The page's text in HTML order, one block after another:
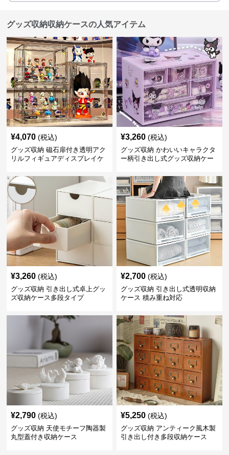
グッズ収納収納ケースの人気アイテム
¥4,070 (税込)
グッズ収納 磁石扉付き透明アク
リルフィギュアディスプレイケ
¥3,260 (税込)
グッズ収納 かわいいキャラクタ
ー柄引き出し式グッズ収納ケー
¥3,260 (税込)
グッズ収納 引き出し式卓上グッ
ズ収納ケース多段タイプ
¥2,700 (税込)
グッズ収納 引き出し式透明収納
ケース 積み重ね対応
¥2,790 (税込)
グッズ収納 天使モチーフ陶器製
丸型蓋付き収納ケース
¥5,250 (税込)
グッズ収納 アンティーク風木製
引き出し付き多段収納ケース